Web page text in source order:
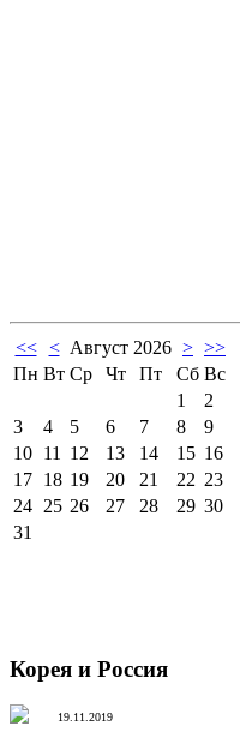
<< < Август 2026 > >>
Пн Вт Ср Чт Пт Сб Вс
1
2
3
4 5 6 7 8
9
10 11 12 13 14 15 16
17 18 19 20 21 22 23
24 25 26 27 28 29 30
31
Корея и Россия
19.11.2019